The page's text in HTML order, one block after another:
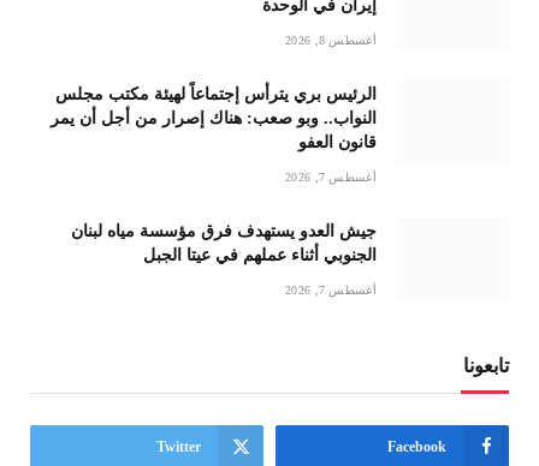
إيران في الوحدة
أغسطس 8, 2026
الرئيس بري يترأس إجتماعاً لهيئة مكتب مجلس
النواب.. وبو صعب: هناك إصرار من أجل أن يمر
قانون العفو
أغسطس 7, 2026
جيش العدو يستهدف فرق مؤسسة مياه لبنان
الجنوبي أثناء عملهم في عيتا الجبل
أغسطس 7, 2026
تابعونا
Facebook
Twitter